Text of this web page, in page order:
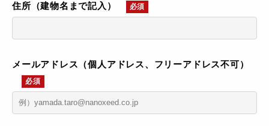
住所（建物名まで記入） 必須
メールアドレス（個人アドレス、フリーアドレス不可）
必須